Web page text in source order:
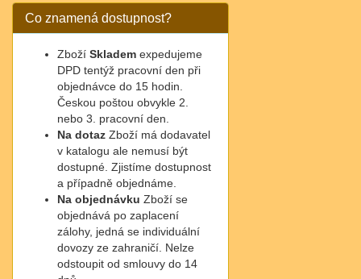
Co znamená dostupnost?
Zboží Skladem expedujeme
DPD tentýž pracovní den při
objednávce do 15 hodin.
Českou poštou obvykle 2.
nebo 3. pracovní den.
Na dotaz Zboží má dodavatel
v katalogu ale nemusí být
dostupné. Zjistíme dostupnost
a případně objednáme.
Na objednávku Zboží se
objednává po zaplacení
zálohy, jedná se individuální
dovozy ze zahraničí. Nelze
odstoupit od smlouvy do 14